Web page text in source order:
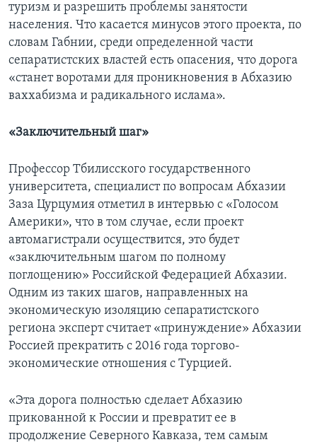
туризм и разрешить проблемы занятости
населения. Что касается минусов этого проекта, по
словам Габнии, среди определенной части
сепаратистских властей есть опасения, что дорога
«станет воротами для проникновения в Абхазию
ваххабизма и радикального ислама».
«Заключительный шаг»
Профессор Тбилисского государственного
университета, специалист по вопросам Абхазии
Заза Цурцумия отметил в интервью с «Голосом
Америки», что в том случае, если проект
автомагистрали осуществится, это будет
«заключительным шагом по полному
поглощению» Российской Федерацией Абхазии.
Одним из таких шагов, направленных на
экономическую изоляцию сепаратистского
региона эксперт считает «принуждение» Абхазии
Россией прекратить с 2016 года торгово-
экономические отношения с Турцией.
«Эта дорога полностью сделает Абхазию
прикованной к России и превратит ее в
продолжение Северного Кавказа, тем самым